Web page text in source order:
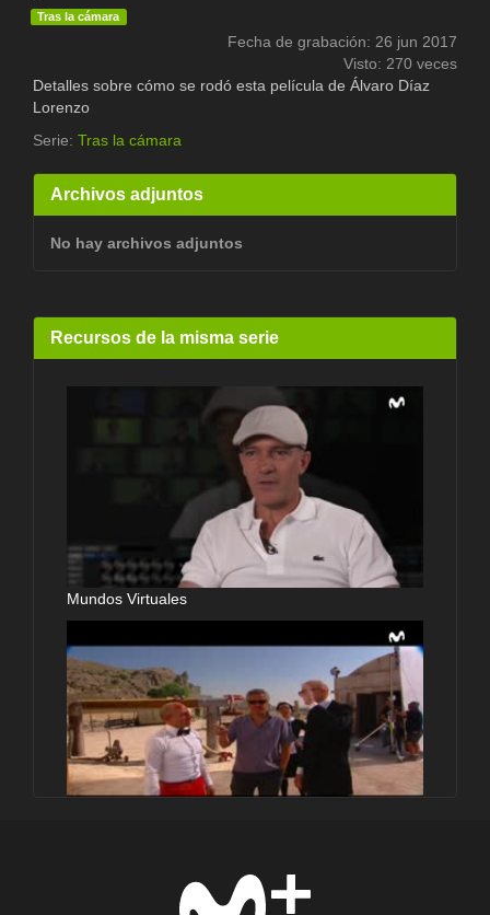
Tras la cámara
Fecha de grabación: 26 jun 2017
Visto: 270 veces
Detalles sobre cómo se rodó esta película de Álvaro Díaz
Lorenzo
Serie: Tras la cámara
Archivos adjuntos
No hay archivos adjuntos
Recursos de la misma serie
Mundos Virtuales